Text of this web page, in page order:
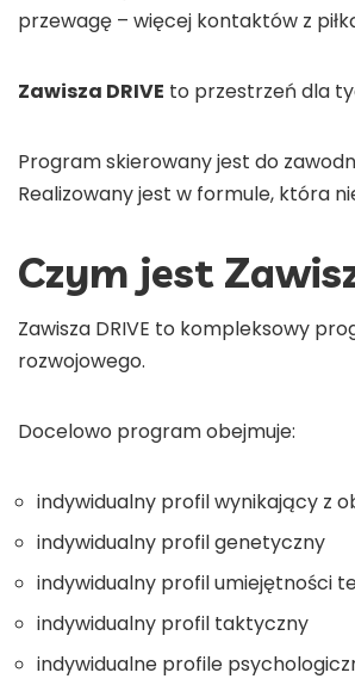
przewagę – więcej kontaktów z
Zawisza DRIVE to przestrzeń dla
Program skierowany jest do
Realizowany jest w formule, która
Czym jest
Zawisza DRIVE to kompleksowy
rozwojowego.
Docelowo program obejmuje:
indywidualny profil wynikający z
indywidualny profil genetyczny
indywidualny profil umiejętności
indywidualny profil taktyczny
indywidualne profile